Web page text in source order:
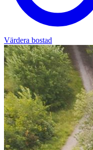
Värdera bostad